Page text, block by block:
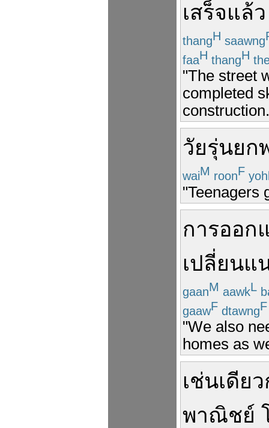
เสร็จแล้ว
thangH saawng
faaH thangH
"The street
completed
วัยรุ่นยก
waiM roonF
"Teenagers
การออก
เปลี่ยนแ
gaanM aawkL
gaawF dtawngF
"We also
homes as
เช่นเดีย
พาณิชย์